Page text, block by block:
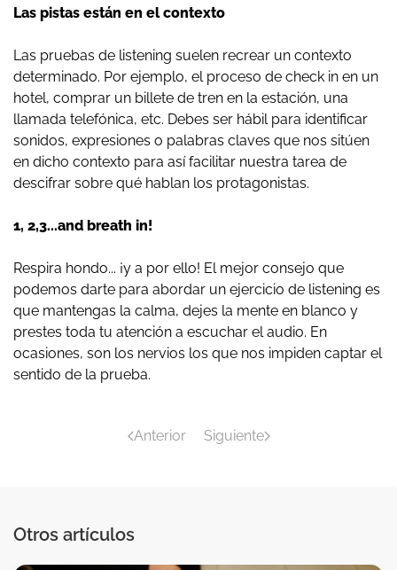
Las pistas están en el contexto
Las pruebas de listening suelen recrear un contexto
determinado. Por ejemplo, el proceso de check in en un
hotel, comprar un billete de tren en la estación, una
llamada telefónica, etc. Debes ser hábil para identificar
sonidos, expresiones o palabras claves que nos sitúen
en dicho contexto para así facilitar nuestra tarea de
descifrar sobre qué hablan los protagonistas.
1, 2,3...and breath in!
Respira hondo... ¡y a por ello! El mejor consejo que
podemos darte para abordar un ejercicio de listening es
que mantengas la calma, dejes la mente en blanco y
prestes toda tu atención a escuchar el audio. En
ocasiones, son los nervios los que nos impiden captar el
sentido de la prueba.
Anterior Siguiente
Otros artículos